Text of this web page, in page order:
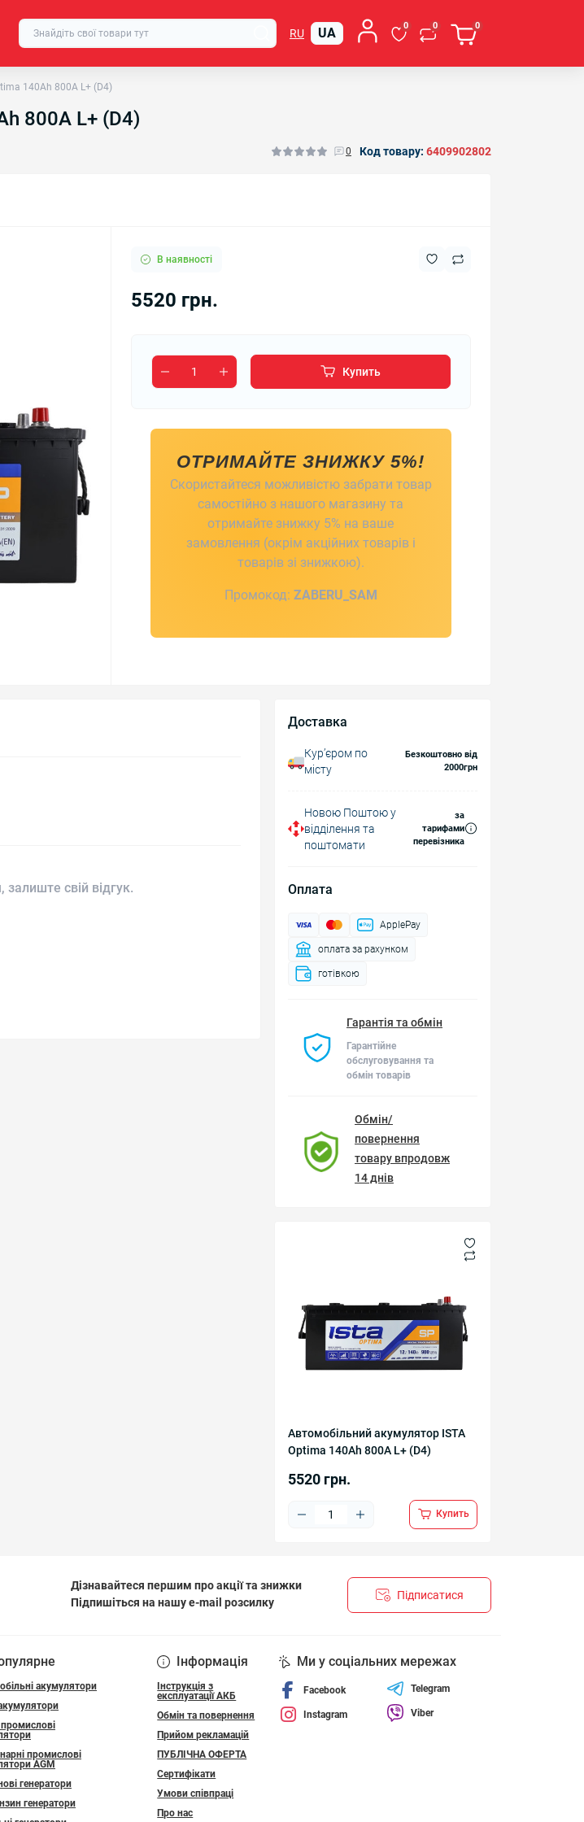
RU UA 0 0 0
140Ah 800A L+ (D4)
800A L+ (D4)
0 Код товару: 6409902802
В наявності
5520 грн.
Купить
ОТРИМАЙТЕ ЗНИЖКУ 5%!
Скористайтеся можливістю забрати товар
самостійно з нашого магазину та
отримайте знижку 5% на ваше
замовлення (окрім акційних товарів і
товарів зі знижкою).
Промокод: ZABERU_SAM
Доставка
Курʼєром по
місту
Безкоштовно від
2000грн
Новою Поштою у
відділення та
поштомати
за
тарифами
перевізника
Оплата
ApplePay
оплата за рахунком
готівкою
Гарантія та обмін
Гарантійне
обслуговування та
обмін товарів
Обмін/
повернення
товару впродовж
14 днів
Автомобільний акумулятор ISTA
Optima 140Ah 800A L+ (D4)
5520 грн.
Купить
свій відгук.
Дізнавайтеся першим про акції та знижки
Підпишіться на нашу e-mail розсилку
Підписатися
акумулятори
промислові
промислові
АGM
генератори
генератори
Інформація
Інструкція з
експлуатації АКБ
Обмін та повернення
Прийом рекламацій
ПУБЛІЧНА ОФЕРТА
Сертифікати
Умови співпраці
Про нас
Ми у соціальних мережах
Facebook
Instagram
Telegram
Viber